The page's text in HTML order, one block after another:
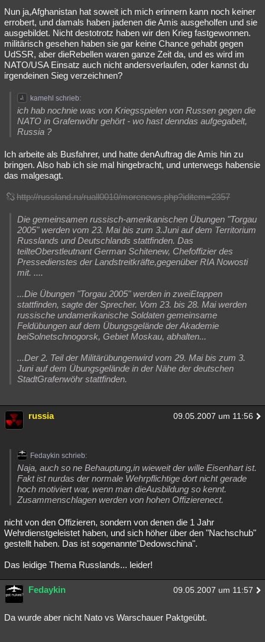
Nun ja,Afghanistan hat soweit ich mich erinnern kann noch keiner
errobert, und damals haben jadenen die Amis ausgeholfen und sie
ausgebildet. Nicht destotrotz haben wir den Krieg fastgewonnen.
militärisch gesehen haben sie gar keine Chance gehabt gegen
UdSSR, aber dieRebellen waren ganze Zeit da, und es wird im
NATO/USA Einsatz auch nicht andersverlaufen, oder kannst du
irgendeinen Sieg verzeichnen?
kamehl schrieb:
ich hab nochnie was von Kriegsspielen von Russen gegen die
NATO in Grafenwöhr gehört - wo hast denndas aufgegabelt,
Russia ?
Ich arbeite als Busfahrer, und hatte denAuftrag die Amis hin zu
bringen. Also hab ich sie mal hingebracht, und unterwegs habensie
das malgesagt.
http://russland.ru/ruall0010/morenews.php?iditem=2357
Die gemeinsamen russisch-amerikanischen Übungen "Torgau
2005" werden vom 23. Mai bis zum 3.Juni auf dem Territorium
Russlands und Deutschlands stattfinden. Das
teilteOberstleutnant German Schitenew, Chefoffizier des
Pressedienstes der Landstreitkräfte,gegenüber RIA Nowosti
mit. ....
...Die Übungen "Torgau 2005" werden in zweiEtappen
stattfinden, sagte der Sprecher. Vom 23. bis 28. Mai werden
russische undamerikanische Soldaten gemeinsame
Feldübungen auf dem Übungsgelände der Akademie
beiSolnetschnogorsk, Gebiet Moskau, abhalten...
...Der 2. Teil der Militärübungenwird vom 29. Mai bis zum 3.
Juni auf dem Übungsgelände in der Nähe der deutschen
StadtGrafenwöhr stattfinden.
russia 09.05.2007 um 11:56
Fedaykin schrieb:
Naja, auch so ne Behauptung,in wieweit der wille Eisenhart ist.
Fakt ist nurdas der normale Wehrpflichtige dort nicht gerade
hoch motiviert war, wenn man dieAusbildung so kennt.
Zusammenschlagen werden von hohen Offizierenect.
nicht von den Offizieren, sondern von denen die 1 Jahr
Wehrdienstgeleistet haben, und sich höher über den "Nachschub"
gestellt haben. Das ist sogenannte"Dedowschina".
Das leidige Thema Russlands... leider!
Fedaykin 09.05.2007 um 11:57
Da wurde aber nicht Nato vs Warschauer Paktgeübt.